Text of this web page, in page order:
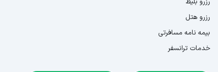
رزرو هتل
بیمه نامه مسافرتی
خدمات ترانسفر